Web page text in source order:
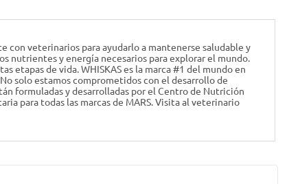
con veterinarios para ayudarlo a mantenerse saludable y
nutrientes y energía necesarios para explorar el mundo.
etapas de vida. WHISKAS es la marca #1 del mundo en
solo estamos comprometidos con el desarrollo de
formuladas y desarrolladas por el Centro de Nutrición
para todas las marcas de MARS. Visita al veterinario